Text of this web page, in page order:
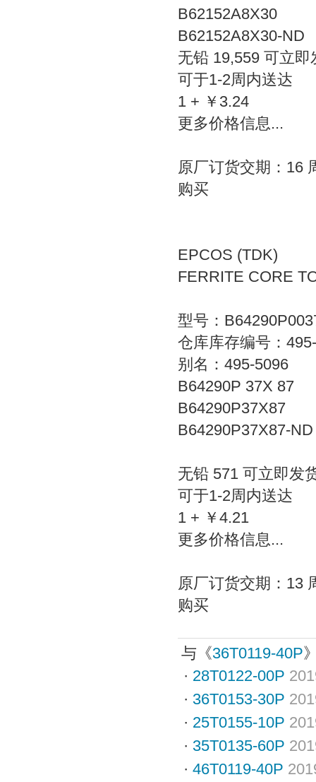
B62152A8X30
B62152A8X30-ND
无铅 19,559 可立即
可于1-2周内送达
1 + ￥3.24
更多价格信息...
原厂订货交期：16
购买
EPCOS (TDK)
FERRITE CORE
型号：
仓库库存编号：
别名：495-5096
B64290P 37X 87
B64290P37X87
B64290P37X87-ND
无铅 571 可立即发
可于1-2周内送达
1 + ￥4.21
更多价格信息...
原厂订货交期：13
购买
与《36T0119-40P
· 28T0122-00P
· 36T0153-30P
· 25T0155-10P
· 35T0135-60P
· 46T0119-40P